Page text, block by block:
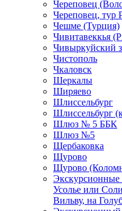
Череповец
Череповец, тур
Чешме (Турция)
Чивитавеккья
Чивыркуйский
Чистополь
Чкаловск
Шеркалы
Ширяево
Шлиссельбург
Шлиссельбург
Шлюз № 5 ББК
Шлюз №5
Щербаковка
Щурово
Щурово
Экскурсионные
Усолье или
Вильву, на